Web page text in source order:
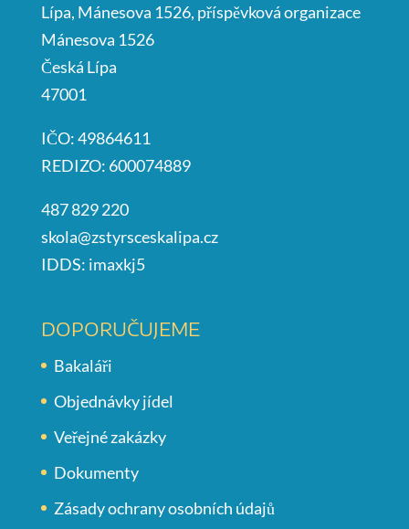
Lípa, Mánesova 1526, příspěvková organizace
Mánesova 1526
Česká Lípa
47001
IČO: 49864611
REDIZO: 600074889
487 829 220
skola@zstyrsceskalipa.cz
IDDS: imaxkj5
DOPORUČUJEME
Bakaláři
Objednávky jídel
Veřejné zakázky
Dokumenty
Zásady ochrany osobních údajů